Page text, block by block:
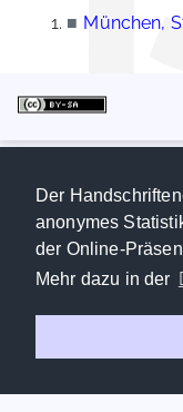
Der
anonymes
der Online-
Mehr dazu in der
■ München,